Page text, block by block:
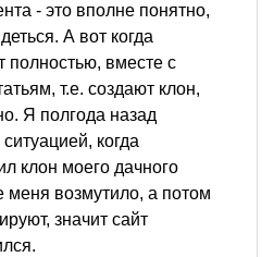
- это вполне понятно,
А вот когда
полностью, вместе с
т.е. создают клон,
Я полгода назад
когда
клон моего дачного
меня возмутило, а потом
значит сайт